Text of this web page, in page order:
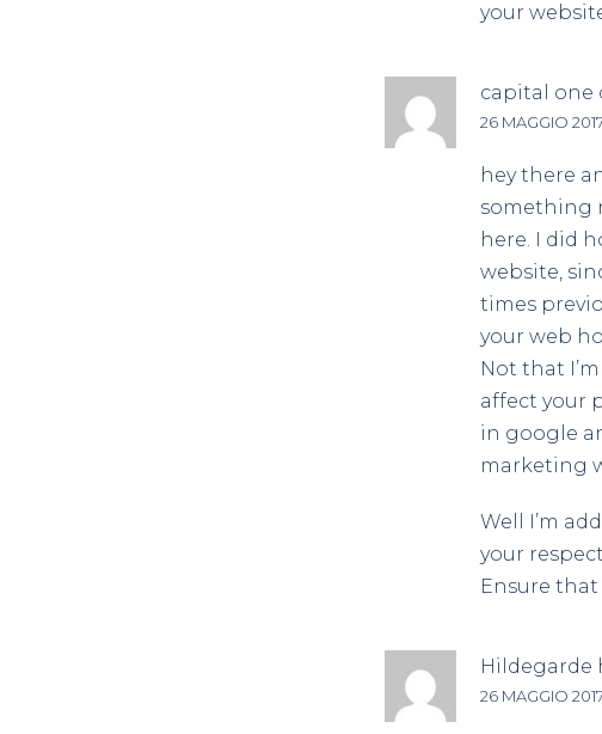
your
capital one
26 MAGGIO
hey there
something
here. I did
website,
times
your web
Not that
affect your
in google
marketing
Well I’m
your
Ensure
Hildegarde
26 MAGGIO